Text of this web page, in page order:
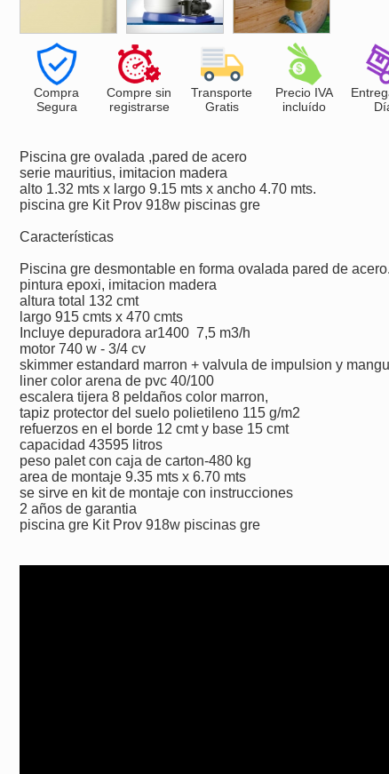
Compra
Segura
Compre sin
registrarse
Transporte
Gratis
Precio IVA
incluído
Piscina gre ovalada ,pared de acero
serie mauritius, imitacion madera
alto 1.32 mts x largo 9.15 mts x ancho 4.70 mts.
piscina gre Kit Prov 918w piscinas gre
Características
Piscina gre desmontable en forma ovalada pared de acero.
pintura epoxi, imitacion madera
altura total 132 cmt
largo 915 cmts x 470 cmts
Incluye depuradora ar1400 7,5 m3/h
motor 740 w - 3/4 cv
skimmer estandard marron + valvula de impulsion y
liner color arena de pvc 40/100
escalera tijera 8 peldaños color marron,
tapiz protector del suelo polietileno 115 g/m2
refuerzos en el borde 12 cmt y base 15 cmt
capacidad 43595 litros
peso palet con caja de carton-480 kg
area de montaje 9.35 mts x 6.70 mts
se sirve en kit de montaje con instrucciones
2 años de garantia
piscina gre Kit Prov 918w piscinas gre